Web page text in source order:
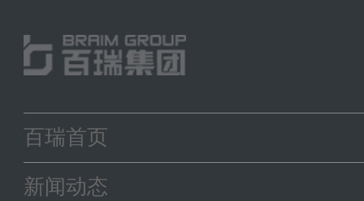
百瑞首页
新闻动态